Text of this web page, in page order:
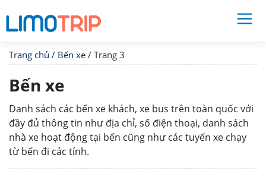
Trang chủ / Bến xe / Trang 3
Bến xe
Danh sách các bến xe khách, xe bus trên toàn quốc với
đầy đủ thông tin như địa chỉ, số điện thoại, danh sách
nhà xe hoạt động tại bến cũng như các tuyến xe chạy
từ bến đi các tỉnh.